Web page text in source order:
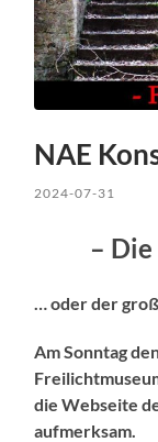
NAE
2024-07-31
–
… oder der
Am Sonntag
die Webseite
aufmerksam.